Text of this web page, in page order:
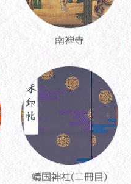
南禅寺
靖国神社(二冊目)